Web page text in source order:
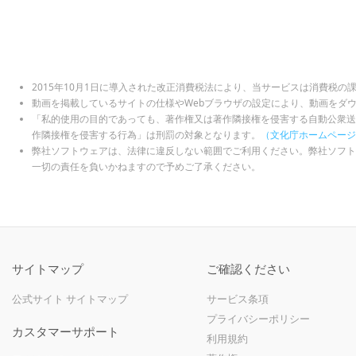
2015年10月1日に導入された改正消費税法により、当サービスは消費税の
動画を掲載しているサイトの仕様やWebブラウザの設定により、動画を
「私的使用の目的であっても、著作権又は著作隣接権を侵害する自動公
作隣接権を侵害する行為」は刑罰の対象となります。
（文化庁ホームペー
弊社ソフトウェアは、法律に違反しない範囲でご利用ください。弊社ソ
一切の責任を負いかねますので予めご了承ください。
サイトマップ
公式サイト サイトマップ
カスタマーサポート
ご確認ください
サービス条項
プライバシーポリシー
利用規約